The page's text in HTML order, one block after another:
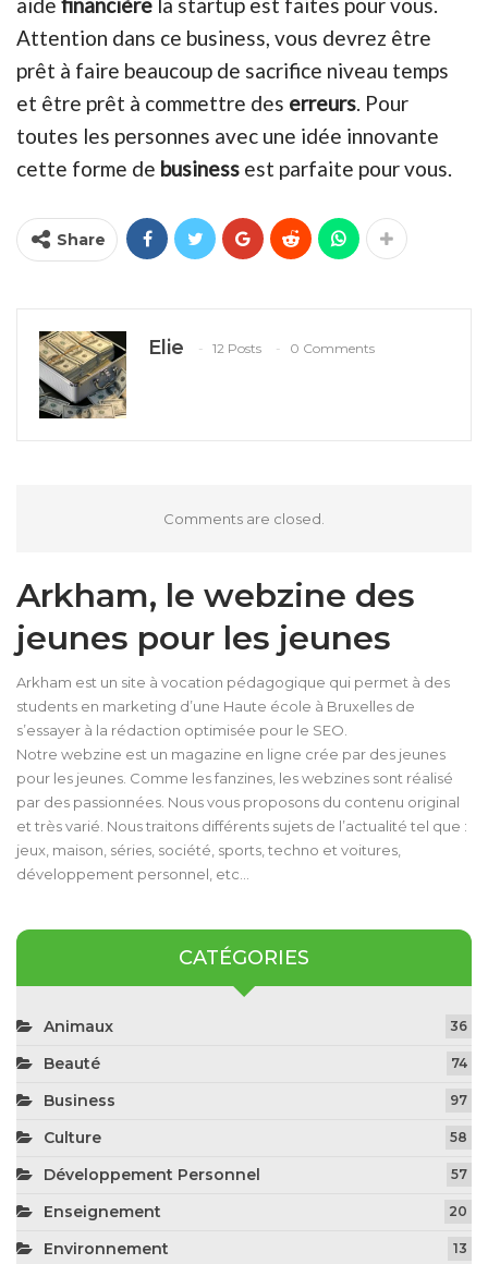
Attention dans ce business, vous devrez être
prêt à faire beaucoup de sacrifice niveau temps
et être prêt à commettre des erreurs . Pour
toutes les personnes avec une idée innovante
cette forme de business est parfaite pour vous.
Share
Elie 12 Posts 0 Comments
Comments are closed.
Arkham, le webzine des
jeunes pour les jeunes
Arkham est un site à vocation pédagogique qui permet à des
students en marketing d’une Haute école à Bruxelles de
s’essayer à la rédaction optimisée pour le SEO.
Notre webzine est un magazine en ligne crée par des jeunes
pour les jeunes. Comme les fanzines, les webzines sont réalisé
par des passionnées. Nous vous proposons du contenu original
et très varié. Nous traitons différents sujets de l’actualité tel que :
jeux, maison, séries, société, sports, techno et voitures,
développement personnel, etc…
CATÉGORIES
Animaux 36
Beauté 74
Business 97
Culture 58
Développement Personnel 57
Enseignement 20
Environnement 13